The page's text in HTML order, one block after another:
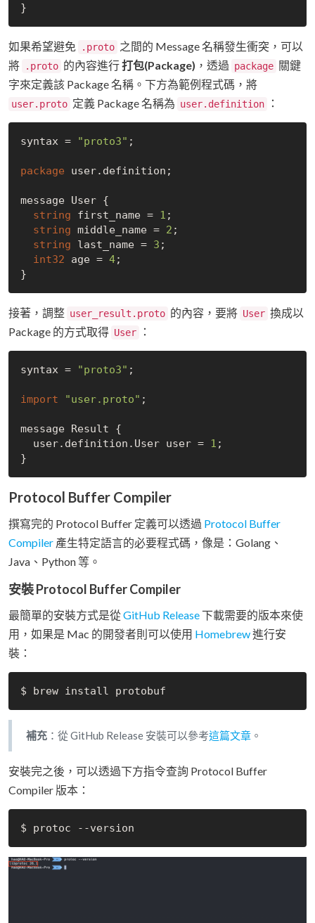
如果希望避免 .proto 之間的 Message 名稱發生衝突，可以
將
.proto 的內容進行打包(Package) ，透過 package 關鍵
字來定義該 Package 名稱。下方為範例程式碼，將
user.proto 定義 Package 名稱為 user.definition ：
syntax = "proto3" ;
package user.definition;
message User {
string first_name = 1 ;
string middle_name = 2 ;
string last_name = 3 ;
int32 age = 4;
接著，調整 user_result.proto 的內容，要將 User 換成以
Package 的方式取得 User ：
syntax = "proto3" ;
import "user.proto" ;
message Result {
  user.definition.User user =
1 ;
Protocol Buffer Compiler
撰寫完的 Protocol Buffer 定義可以透過 Protocol Buffer
Compiler 產生特定語言的必要程式碼，像是：Golang、
Java、Python 等。
安裝 Protocol Buffer Compiler
最簡單的安裝方式是從GitHub Release下載需要的版本來使
用，如果是 Mac 的開發者則可以使用 Homebrew進行安
裝：
補充 ：從 GitHub Release 安裝可以參考這篇文章 。
安裝完之後，可以透過下方指令查詢 Protocol Buffer
Compiler 版本：